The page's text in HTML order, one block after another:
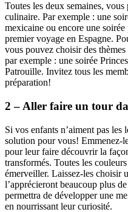
Toutes les deux semaines,
culinaire. Par exemple : une
mexicaine ou encore une
premier voyage en Espagne.
vous pouvez choisir des
par exemple : une soirée
Patrouille. Invitez tous les
préparation!
2 – Aller faire un tour
Si vos enfants n’aiment pas les
solution pour vous! Emmenez-
pour leur faire découvrir la
transformés. Toutes les
émerveiller. Laissez-les choisir
l’apprécieront beaucoup plus
permettra de développer une
en nourrissant leur curiosité.